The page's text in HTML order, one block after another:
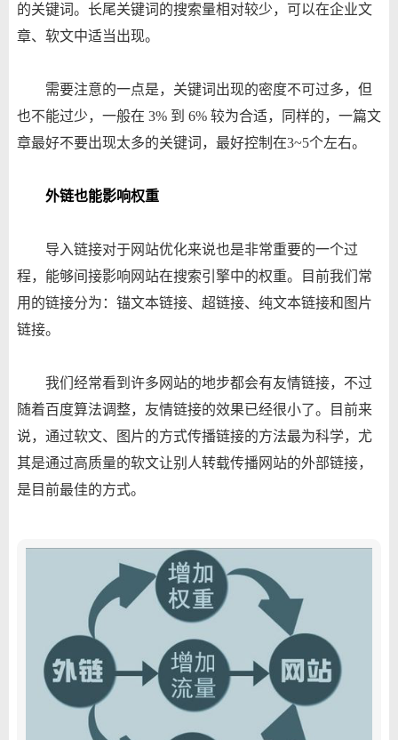
的关键词。长尾关键词的搜索量相对较少，可以在企业文
章、软文中适当出现。
需要注意的一点是，关键词出现的密度不可过多，但
也不能过少，一般在 3% 到 6% 较为合适，同样的，一篇文
章最好不要出现太多的关键词，最好控制在3~5个左右。
外链也能影响权重
导入链接对于网站优化来说也是非常重要的一个过
程，能够间接影响网站在搜索引擎中的权重。目前我们常
用的链接分为：锚文本链接、超链接、纯文本链接和图片
链接。
我们经常看到许多网站的地步都会有友情链接，不过
随着百度算法调整，友情链接的效果已经很小了。目前来
说，通过软文、图片的方式传播链接的方法最为科学，尤
其是通过高质量的软文让别人转载传播网站的外部链接，
是目前最佳的方式。